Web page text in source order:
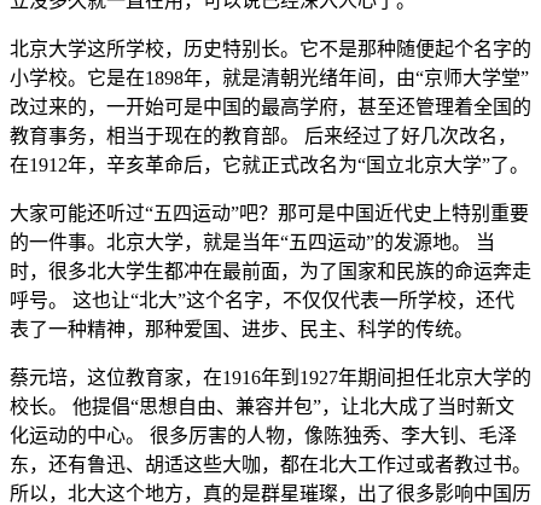
北京大学这所学校，历史特别长。它不是那种随便起个名字的
小学校。它是在1898年，就是清朝光绪年间，由“京师大学堂”
改过来的，一开始可是中国的最高学府，甚至还管理着全国的
教育事务，相当于现在的教育部。 后来经过了好几次改名，
在1912年，辛亥革命后，它就正式改名为“国立北京大学”了。
大家可能还听过“五四运动”吧？那可是中国近代史上特别重要
的一件事。北京大学，就是当年“五四运动”的发源地。 当
时，很多北大学生都冲在最前面，为了国家和民族的命运奔走
呼号。 这也让“北大”这个名字，不仅仅代表一所学校，还代
表了一种精神，那种爱国、进步、民主、科学的传统。
蔡元培，这位教育家，在1916年到1927年期间担任北京大学的
校长。 他提倡“思想自由、兼容并包”，让北大成了当时新文
化运动的中心。 很多厉害的人物，像陈独秀、李大钊、毛泽
东，还有鲁迅、胡适这些大咖，都在北大工作过或者教过书。
所以，北大这个地方，真的是群星璀璨，出了很多影响中国历